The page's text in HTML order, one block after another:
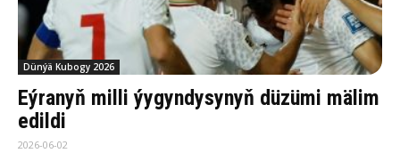
Dünýä Kubogy 2026
Eýranyň milli ýygyndysynyň düzümi mälim
edildi
2026-06-02